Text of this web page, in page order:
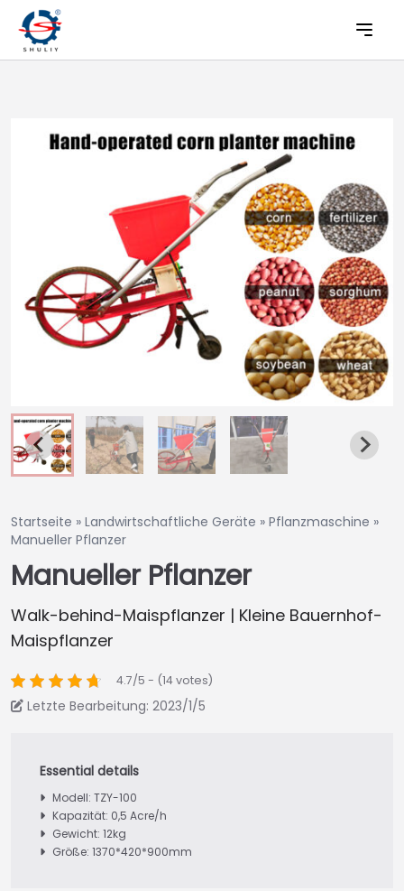
Startseite » Landwirtschaftliche Geräte » Pflanzmaschine »
Manueller Pflanzer
Manueller Pflanzer
Walk-behind-Maispflanzer | Kleine Bauernhof-
Maispflanzer
4.7/5 - (14 votes)
Letzte Bearbeitung: 2023/1/5
Modell: TZY-100
Kapazität: 0,5 Acre/h
Gewicht: 12kg
Größe: 1370*420*900mm